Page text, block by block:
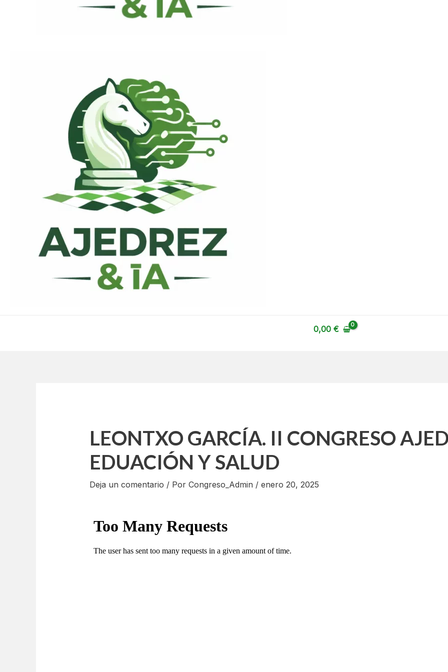
0,00 €
LEONTXO GARCÍA. II CONGRESO
EDUACIÓN Y SALUD
Deja un comentario / Por Congreso_Admin / enero 20, 2025